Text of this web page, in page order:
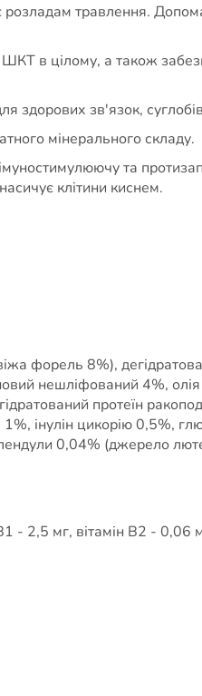
травлення.
ШКТ в цілому, а також
здорових зв'язок,
мінерального складу.
та
клітини киснем.
форель 8%),
нешліфований 4%,
протеїн
інулін цикорію 0,5%,
0,04% (джерело
- 2,5 мг, вітамін В2 - 0,06